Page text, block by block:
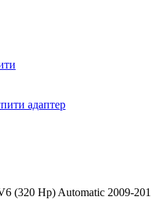
адаптер
(320 Hp) Automatic 2009-